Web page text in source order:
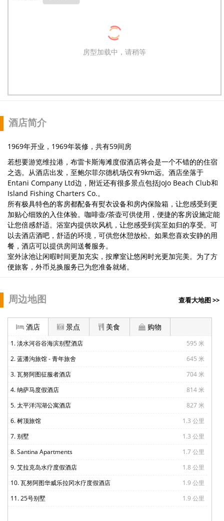
房型加载中，请稍等
酒店简介
1969年开业，1969年装修，共有59间房
若想要游览维拉港，布雷卡斯海滩度假酒店将会是一个不错的的住宿
之选。从酒店出发，至鲍尔菲尔德机场仅有9km远。酒店坐落于
Entani Company Ltd边，附近还有很多景点包括JoJo Beach Club和
Island Fishing Charters Co.。
所有极具特色的客房都配备有熨衣设备和房内保险箱，让您感受到更
加贴心细致的入住体验。咖啡壶/茶壶可供使用，便捷的客房设施定能
让您倍感舒适。浴室内提供吹风机，让您感受到宾至如归的享受。可
以去酒店酒吧，舒适的环境，可供您休憩放松。如果您喜欢安静的用
餐，酒店可以提供房间送餐服务。
室外泳池让闲暇时间更加充实，按摩室让悠闲时光更加完美。为了方
便旅客，外币兑换服务已为您准备就绪。
周边地图 查看大地图 >>
酒店 景点 美食 购物
1. 淡水河谷谷海滨别墅酒店
595 米
2. 蓝潘沟旅馆 - 青年旅舍
645 米
3. 瓦努阿图征服者酒店
704 米
4. 纳萨马度假酒店
814 米
5. 太平洋泻湖公寓酒店
827 米
6. 树顶旅馆
1.3 公里
7. 别墅
1.3 公里
8. Santina Apartments
1.7 公里
9. 艾拉克岛水疗度假酒店
1.8 公里
10. 瓦努阿图华威乐拉冈水疗度假酒店
1.9 公里
11. 25号别墅
1.9 公里